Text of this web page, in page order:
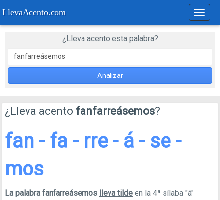
LlevaAcento.com
de
¿Lleva acento esta palabra?
Analizar
¿Lleva acento fanfarreásemos?
fan - fa - rre - á - se -
mos
La palabra fanfarreásemos lleva tilde en la 4ª sílaba "á"